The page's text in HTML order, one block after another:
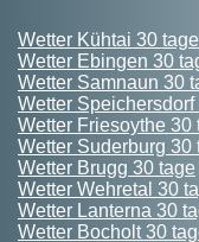
Wetter Kühtai 30 tage
Wetter Ebingen 30
Wetter Samnaun 30
Wetter Speichersdorf
Wetter Friesoythe 30
Wetter Suderburg 30
Wetter Brugg 30 tage
Wetter Wehretal 30
Wetter Lanterna 30
Wetter Bocholt 30